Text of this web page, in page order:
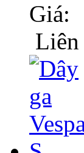
Giá:
Liên